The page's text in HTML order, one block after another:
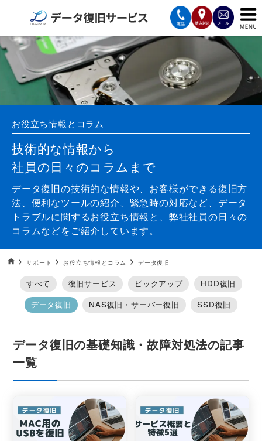
サービスの案内
復旧費用と納期
サービスの流れ
対応メディア
データ復旧事例
お客様の声
会社案内
お役立ち情報とコラム
技術的な情報から
社員の日々のコラムまで
データ復旧の技術的な情報や、お客様ができる復旧方
法、便利なツールの紹介、緊急時の対応など、データ
トラブルに関するお役立ち情報と、弊社社員の日々の
コラムなどをご紹介しています。
データ復旧HOME
サポート お役立ち情報とコラム データ復旧
すべて 復旧サービス ピックアップ
HDD復旧
データ復旧
NAS復旧・サーバー復旧 SSD復旧
データ復旧の基礎知識・故障対処法の記事
一覧